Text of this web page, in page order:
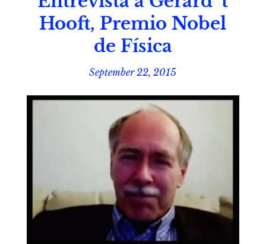
Hooft, Premio Nobel
de Física
September 22, 2015